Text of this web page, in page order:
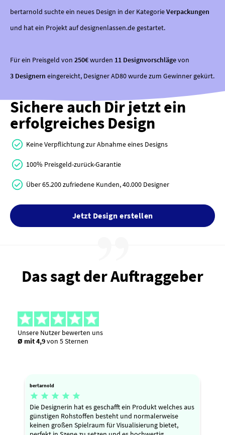
bertarnold suchte ein neues Design in der KategorieVerpackungen
und hat ein Projekt auf designenlassen.de gestartet.
Für ein Preisgeld von 250€wurden 11 Designvorschlägevon
3 Designern eingereicht, Designer AD80 wurde zum Gewinner gekürt.
Sichere auch Dir jetzt ein
erfolgreiches Design
Keine Verpflichtung zur Abnahme eines Designs
100% Preisgeld-zurück-Garantie
Über 65.200 zufriedene Kunden, 40.000 Designer
Jetzt Design erstellen
Das sagt der Auftraggeber
Unsere Nutzer bewerten uns
Ø mit 4,9von 5 Sternen
bertarnold
    
Die Designerin hat es geschafft ein Produkt welches aus
günstigen Rohstoffen besteht und normalerweise
keinen großen Spielraum für Visualisierung bietet,